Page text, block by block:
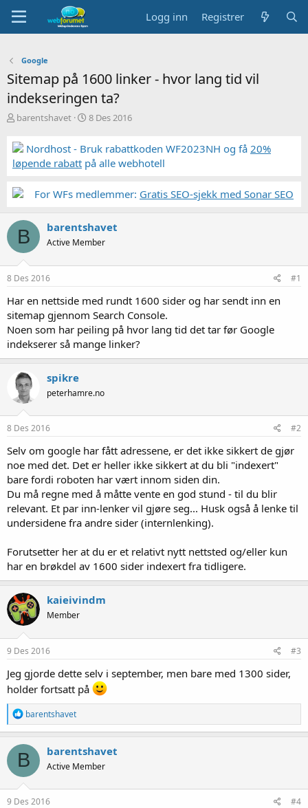
Logg inn Registrer
Google
Sitemap på 1600 linker - hvor lang tid vil
indekseringen ta?
T
å
d
s
a
e
r
barentshavet
S
r
t
a
8 Des 2016
Nordhost - Bruk rabattkoden WF2023NH og få 20%
løpende rabatt på alle webhotell
For WFs medlemmer: Gratis SEO-sjekk med Sonar SEO
B barentshavet
Active Member
8 Des 2016 #1
Har en nettside med rundt 1600 sider og har sendt inn en
sitemap gjennom Search Console.
Noen som har peiling på hvor lang tid det tar før Google
indekserer så mange linker?
spikre
peterhamre.no
8 Des 2016 #2
Selv om google har fått adressene, er det ikke sikkert de gjør
noe med det. Det er heller ikke sikkert at du bli "indexert"
bare fordi roboten har vært innom siden din.
Du må regne med å måtte vente en god stund - til du blir
relevant. Et par inn-lenker vil gjøre seg... Husk også å lenke til
undersidene fra andre sider (internlenking).
Forutsetter her at du er et relativt nytt nettsted og/eller kun
har en brøkdel av 1600 sider indexert fra tidligere.
kaieivindm
Member
9 Des 2016 #3
Jeg gjorde dette selv i september, men bare med 1300 sider,
holder fortsatt på
R
e
a
k
s
j
o
n
e
barentshavet
B barentshavet
Active Member
9 Des 2016 #4